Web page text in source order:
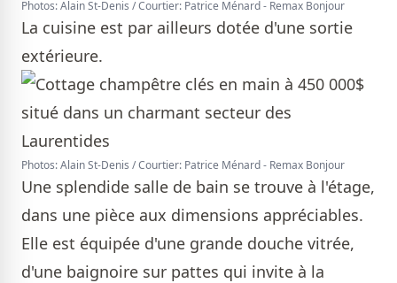
Photos: Alain St-Denis / Courtier: Patrice Ménard - Remax Bonjour
La cuisine est par ailleurs dotée d'une sortie
extérieure.
Photos: Alain St-Denis / Courtier: Patrice Ménard - Remax Bonjour
Une splendide salle de bain se trouve à l'étage,
dans une pièce aux dimensions appréciables.
Elle est équipée d'une grande douche vitrée,
d'une baignoire sur pattes qui invite à la